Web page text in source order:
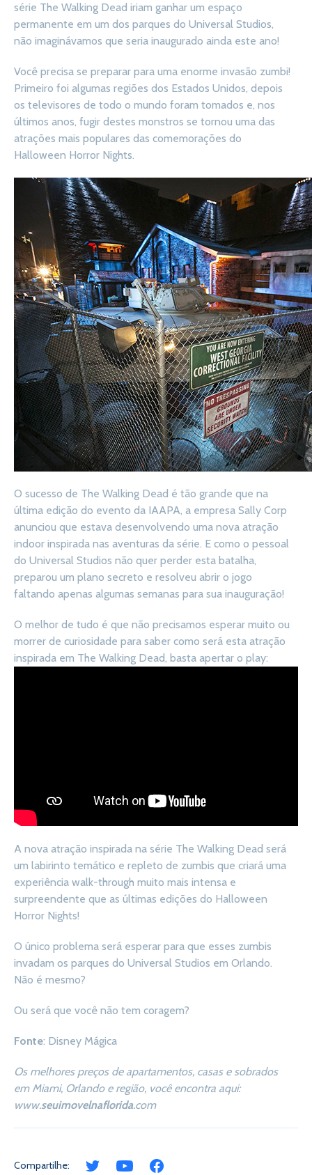
série The Walking Dead iriam ganhar um espaço
permanente em um dos parques do Universal Studios,
não imaginávamos que seria inaugurado ainda este ano!
Você precisa se preparar para uma enorme invasão zumbi!
Primeiro foi algumas regiões dos Estados Unidos, depois
os televisores de todo o mundo foram tomados e, nos
últimos anos, fugir destes monstros se tornou uma das
atrações mais populares das comemorações do
Halloween Horror Nights.
O sucesso de The Walking Dead é tão grande que na
última edição do evento da IAAPA, a empresa Sally Corp
anunciou que estava desenvolvendo uma nova atração
indoor inspirada nas aventuras da série. E como o pessoal
do Universal Studios não quer perder esta batalha,
preparou um plano secreto e resolveu abrir o jogo
faltando apenas algumas semanas para sua inauguração!
O melhor de tudo é que não precisamos esperar muito ou
morrer de curiosidade para saber como será esta atração
inspirada em The Walking Dead, basta apertar o play:
A nova atração inspirada na série The Walking Dead será
um labirinto temático e repleto de zumbis que criará uma
experiência walk-through muito mais intensa e
surpreendente que as últimas edições do Halloween
Horror Nights!
O único problema será esperar para que esses zumbis
invadam os parques do Universal Studios em Orlando.
Não é mesmo?
Ou será que você não tem coragem?
Fonte: Disney Mágica
Os melhores preços de apartamentos, casas e sobrados
em Miami, Orlando e região, você encontra aqui:
www.seuimovelnaflorida.com
Compartilhe: